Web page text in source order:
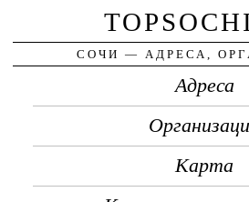
СОЧИ — АДРЕСА,
Адреса
Карта